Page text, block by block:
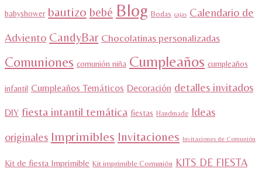
babyshower bautizo bebé Blog Bodas cajas Calendario de
Adviento CandyBar Chocolatinas personalizadas
Comuniones comunión niña Cumpleaños cumpleaños
infantil Cumpleaños Temáticos Decoración detalles invitados
DIY fiesta intantil temática fiestas Handmade Ideas
originales Imprimibles Invitaciones Invitaciones de Comunión
Kit de fiesta Imprimible Kit imprimible Comunión KITS DE FIESTA